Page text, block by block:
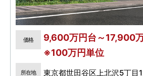
価格
9,600万円台～17,900
※100万円単位
所在地 東京都世田谷区上北沢5丁目